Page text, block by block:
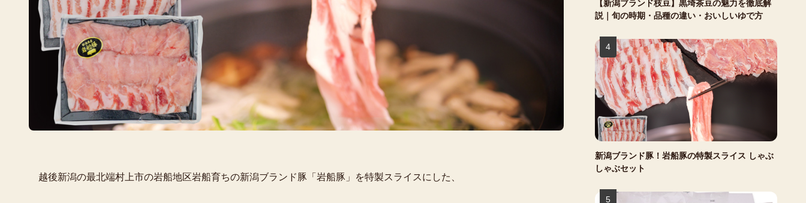
越後新潟の最北端村上市の岩船地区岩船育ちの新潟ブランド豚「岩船豚」を特製スライスにした、
【新潟ブランド枝豆】黒埼茶豆の魅力を徹底解
説｜旬の時期・品種の違い・おいしいゆで方
新潟ブランド豚！岩船豚の特製スライス しゃぶ
しゃぶセット